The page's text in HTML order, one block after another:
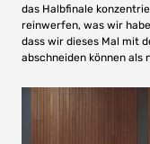
das Halbfinale
reinwerfen, was wir
dass wir dieses Mal mit
abschneiden können als